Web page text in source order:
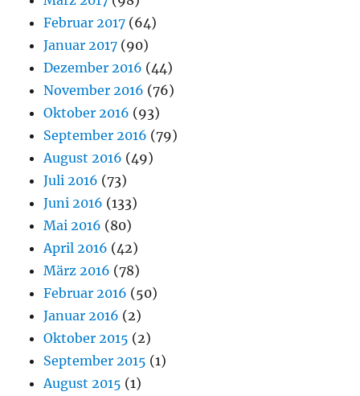
Februar 2017 (64)
Januar 2017 (90)
Dezember 2016 (44)
November 2016 (76)
Oktober 2016 (93)
September 2016 (79)
August 2016 (49)
Juli 2016 (73)
Juni 2016 (133)
Mai 2016 (80)
April 2016 (42)
März 2016 (78)
Februar 2016 (50)
Januar 2016 (2)
Oktober 2015 (2)
September 2015 (1)
August 2015 (1)